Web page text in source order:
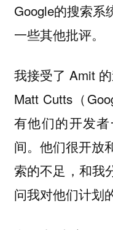
Google的搜索系
一些其他批评。
我接受了 Amit 的
Matt Cutts（
有他们的开发
间。他们很开放
索的不足，和我
问我对他们计划